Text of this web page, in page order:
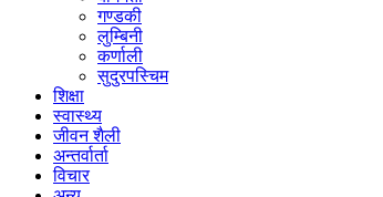
गण्डकी
लुम्बिनी
कर्णाली
सुदुरपस्चिम
शिक्षा
स्वास्थ्य
जीवन शैली
अन्तर्वार्ता
विचार